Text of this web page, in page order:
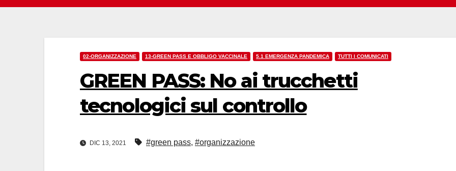
02-ORGANIZZAZIONE 13-GREEN PASS E OBBLIGO VACCINALE 5.1 EMERGENZA PANDEMICA TUTTI I COMUNICATI
GREEN PASS: No ai trucchetti
tecnologici sul controllo
DIC 13, 2021 #green pass, #organizzazione